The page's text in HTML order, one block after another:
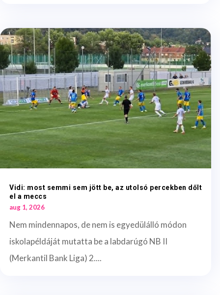
Vidi: most semmi sem jött be, az utolsó percekben dőlt
el a meccs
aug 1, 2026
Nem mindennapos, de nem is egyedülálló módon
iskolapéldáját mutatta be a labdarúgó NB II
(Merkantil Bank Liga) 2....